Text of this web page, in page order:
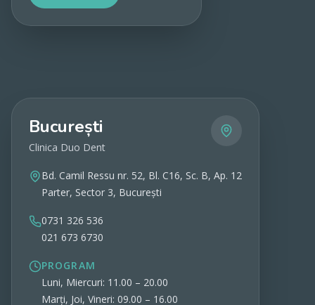
Vezi detalii
București
Clinica Duo Dent
Bd. Camil Ressu nr. 52, Bl. C16, Sc. B, Ap. 12
Parter, Sector 3, București
0731 326 536
021 673 6730
PROGRAM
Luni, Miercuri: 11.00 – 20.00
Marți, Joi, Vineri: 09.00 – 16.00